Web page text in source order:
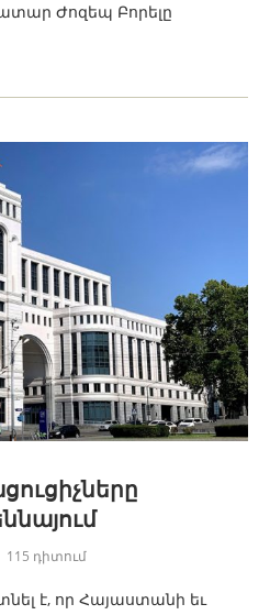
Ժոզեպ Բորելը
115 դիտում
է, որ Հայաստանի եւ